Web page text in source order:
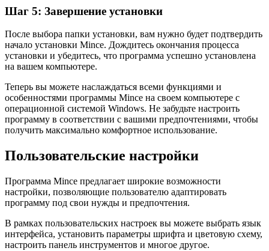
Шаг 5: Завершение установки
После выбора папки установки, вам нужно будет подтвердить
начало установки Mince. Дождитесь окончания процесса
установки и убедитесь, что программа успешно установлена
на вашем компьютере.
Теперь вы можете наслаждаться всеми функциями и
особенностями программы Mince на своем компьютере с
операционной системой Windows. Не забудьте настроить
программу в соответствии с вашими предпочтениями, чтобы
получить максимально комфортное использование.
Пользовательские настройки
Программа Mince предлагает широкие возможности
настройки, позволяющие пользователю адаптировать
программу под свои нужды и предпочтения.
В рамках пользовательских настроек вы можете выбрать язык
интерфейса, установить параметры шрифта и цветовую схему,
настроить панель инструментов и многое другое.